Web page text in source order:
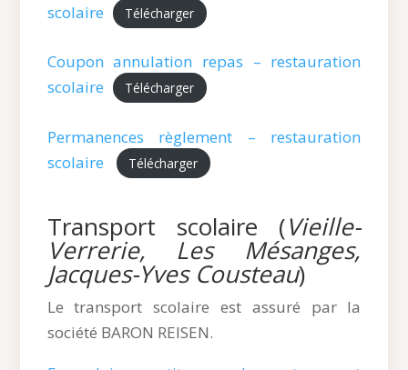
scolaire
Télécharger
Coupon annulation repas – restauration
scolaire
Télécharger
Permanences règlement – restauration
scolaire
Télécharger
Transport scolaire (Vieille-
Verrerie, Les Mésanges,
Jacques-Yves Cousteau)
Le transport scolaire est assuré par la
société BARON REISEN.